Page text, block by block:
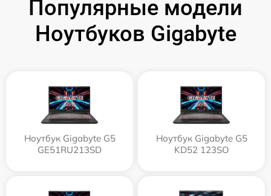
Популярные модели
Ноутбуков Gigabyte
Ноутбук Gigabyte G5
GE51RU213SD
Ноутбук Gigabyte G5
KD52 123SO